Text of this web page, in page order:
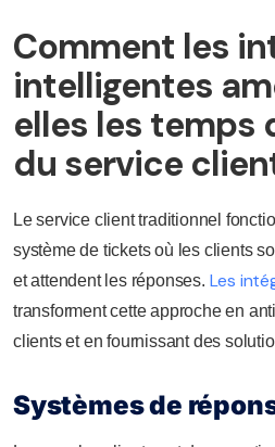
Comment les
intelligentes
elles les temps
du service
Le service client traditionnel
système de tickets où les clients
et attendent les réponses. Les
transforment cette approche en
clients et en fournissant des
Systèmes de